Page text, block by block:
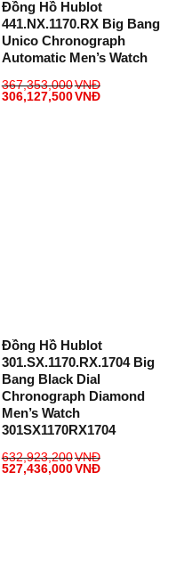
Đồng Hồ Hublot
441.NX.1170.RX Big Bang
Unico Chronograph
Automatic Men’s Watch
367,353,000VNĐ
306,127,500VNĐ
Đồng Hồ Hublot
301.SX.1170.RX.1704 Big
Bang Black Dial
Chronograph Diamond
Men’s Watch
301SX1170RX1704
632,923,200VNĐ
527,436,000VNĐ